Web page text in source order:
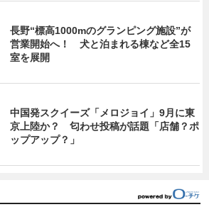
長野“標高1000mのグランピング施設”が
営業開始へ！ 犬と泊まれる棟など全15
室を展開
中国発スクイーズ「メロジョイ」9月に東
京上陸か？ 匂わせ投稿が話題「店舗？ポ
ップアップ？」